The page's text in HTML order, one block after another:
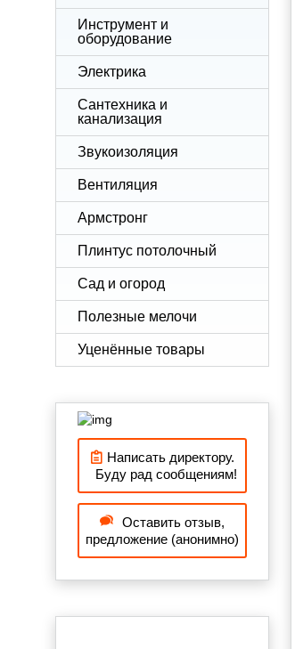
Инструмент и
оборудование
Электрика
Сантехника и
канализация
Звукоизоляция
Вентиляция
Армстронг
Плинтус потолочный
Сад и огород
Полезные мелочи
Уценённые товары
Написать директору.
Буду рад сообщениям!
Оставить отзыв,
предложение (анонимно)